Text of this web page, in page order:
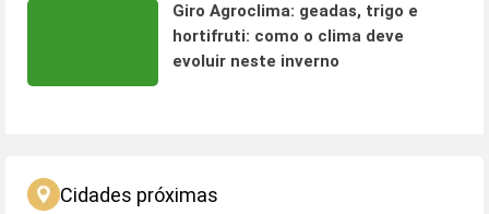
Giro Agroclima: geadas, trigo e
hortifruti: como o clima deve
evoluir neste inverno
Cidades próximas